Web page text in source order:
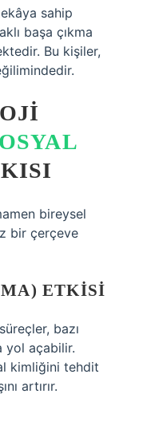
sahip
başa çıkma
Bu kişiler,
bireysel
bir çerçeve
ETKISI
bazı
yol açabilir.
kimliğini tehdit
artırır.